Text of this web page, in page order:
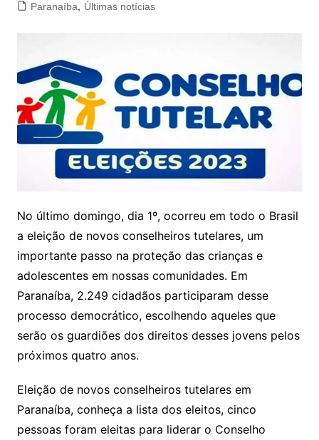
Paranaíba
Últimas notícias
No último domingo, dia 1º, ocorreu em todo o Brasil
a eleição de novos conselheiros tutelares, um
importante passo na proteção das crianças e
adolescentes em nossas comunidades. Em
Paranaíba, 2.249 cidadãos participaram desse
processo democrático, escolhendo aqueles que
serão os guardiões dos direitos desses jovens pelos
próximos quatro anos.
Eleição de novos conselheiros tutelares em
Paranaíba, conheça a lista dos eleitos, cinco
pessoas foram eleitas para liderar o Conselho